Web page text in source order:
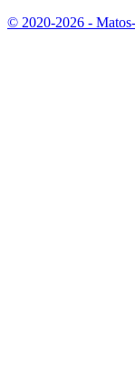
© 2020-2026 -